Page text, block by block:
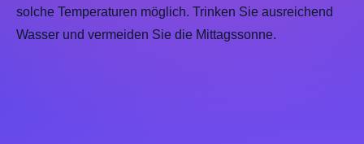
solche Temperaturen möglich. Trinken Sie ausreichend
Wasser und vermeiden Sie die Mittagssonne.